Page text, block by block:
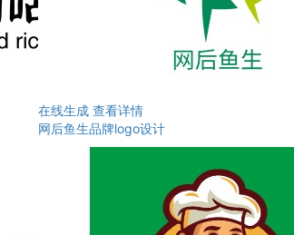
在线生成 查看详情
网后鱼生品牌logo设计